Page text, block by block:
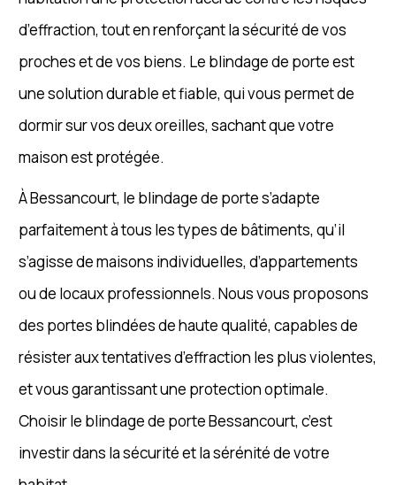
d’effraction, tout en renforçant la sécurité de vos
proches et de vos biens. Le blindage de porte est
une solution durable et fiable, qui vous permet de
dormir sur vos deux oreilles, sachant que votre
maison est protégée.
À Bessancourt, le blindage de porte s’adapte
parfaitement à tous les types de bâtiments, qu’il
s’agisse de maisons individuelles, d’appartements
ou de locaux professionnels. Nous vous proposons
des portes blindées de haute qualité, capables de
résister aux tentatives d’effraction les plus violentes,
et vous garantissant une protection optimale.
Choisir le blindage de porte Bessancourt, c’est
investir dans la sécurité et la sérénité de votre